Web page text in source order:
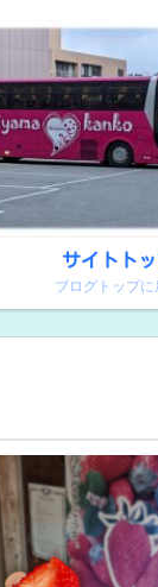
サイトト
ブログトップに